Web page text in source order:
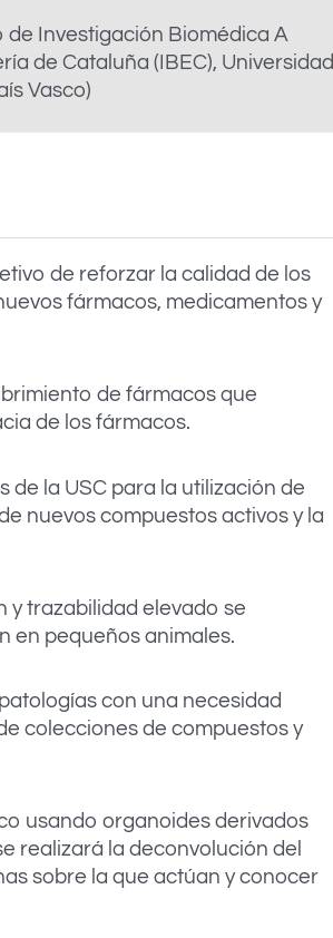
Investigación Biomédica A
de Cataluña (IBEC), Universidad
Vasco)
de reforzar la calidad de los
fármacos, medicamentos y
de fármacos que
de los fármacos.
la USC para la utilización de
nuevos compuestos activos y la
y trazabilidad elevado se
en pequeños animales.
con una necesidad
colecciones de compuestos y
usando organoides derivados
realizará la deconvolución del
sobre la que actúan y conocer